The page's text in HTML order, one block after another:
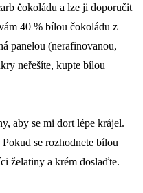
čokoládu a lze ji doporučit
40 % bílou čokoládu z
panelou (nerafinovanou,
neřešíte, kupte bílou
aby se mi dort lépe krájel.
se rozhodnete bílou
želatiny a krém doslaďte.